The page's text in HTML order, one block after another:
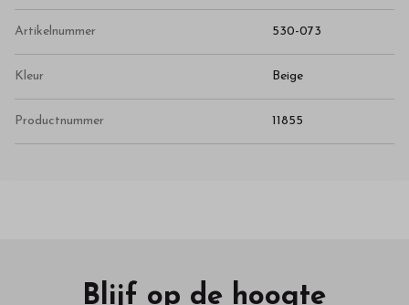
Artikelnummer 530-073
Kleur Beige
Productnummer 11855
Blijf op de hoogte